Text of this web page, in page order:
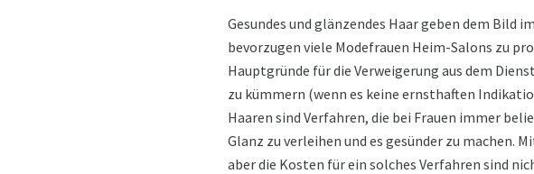
Gesundes und glänzendes Haar geben dem Bild
bevorzugen viele Modefrauen Heim-Salons zu
Hauptgründe für die Verweigerung aus dem
zu kümmern (wenn es keine ernsthaften
Haaren sind Verfahren, die bei Frauen immer
Glanz zu verleihen und es gesünder zu machen.
aber die Kosten für ein solches Verfahren sind